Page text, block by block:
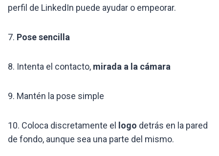
perfil de LinkedIn puede ayudar o empeorar.
7. Pose sencilla
8. Intenta el contacto, mirada a la cámara
9. Mantén la pose simple
10. Coloca discretamente el logo detrás en la pared
de fondo, aunque sea una parte del mismo.